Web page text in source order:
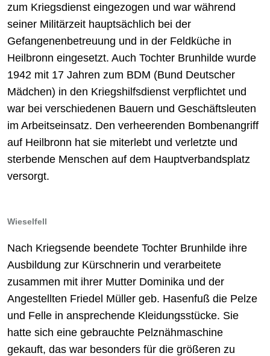
zum Kriegsdienst eingezogen und war während
seiner Militärzeit hauptsächlich bei der
Gefangenenbetreuung und in der Feldküche in
Heilbronn eingesetzt. Auch Tochter Brunhilde wurde
1942 mit 17 Jahren zum BDM (Bund Deutscher
Mädchen) in den Kriegshilfsdienst verpflichtet und
war bei verschiedenen Bauern und Geschäftsleuten
im Arbeitseinsatz. Den verheerenden Bombenangriff
auf Heilbronn hat sie miterlebt und verletzte und
sterbende Menschen auf dem Hauptverbandsplatz
versorgt.
Wieselfell
Nach Kriegsende beendete Tochter Brunhilde ihre
Ausbildung zur Kürschnerin und verarbeitete
zusammen mit ihrer Mutter Dominika und der
Angestellten Friedel Müller geb. Hasenfuß die Pelze
und Felle in ansprechende Kleidungsstücke. Sie
hatte sich eine gebrauchte Pelznähmaschine
gekauft, das war besonders für die größeren zu